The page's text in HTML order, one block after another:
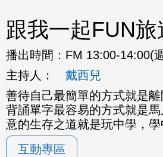
跟我一起FUN旅
播出時間： FM 13:00-14:00(
主持人：
戴西兒
善待自己最簡單的方式就是離
背誦單字最容易的方式就是
意的生存之道就是玩中學，學
互動專區